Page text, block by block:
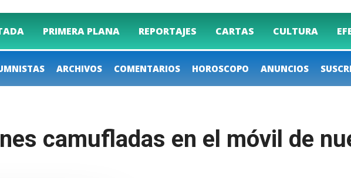
PRIMERA PLANA REPORTAJES CARTAS CULTURA
ARCHIVOS COMENTARIOS HOROSCOPO ANUNCIOS
camufladas en el móvil de